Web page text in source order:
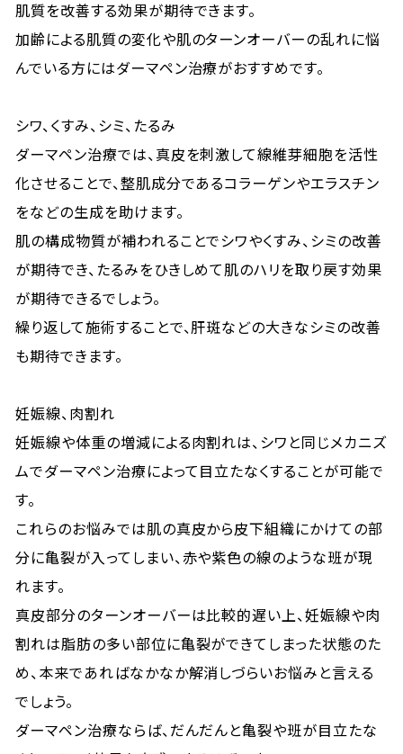
肌質を改善する効果が期待できます。
加齢による肌質の変化や肌のターンオーバーの乱れに悩
んでいる方にはダーマペン治療がおすすめです。
シワ、くすみ、シミ、たるみ
ダーマペン治療では、真皮を刺激して線維芽細胞を活性
化させることで、整肌成分であるコラーゲンやエラスチン
をなどの生成を助けます。
肌の構成物質が補われることでシワやくすみ、シミの改善
が期待でき、たるみをひきしめて肌のハリを取り戻す効果
が期待できるでしょう。
繰り返して施術することで、肝斑などの大きなシミの改善
も期待できます。
妊娠線、肉割れ
妊娠線や体重の増減による肉割れは、シワと同じメカニズ
ムでダーマペン治療によって目立たなくすることが可能で
す。
これらのお悩みでは肌の真皮から皮下組織にかけての部
分に亀裂が入ってしまい、赤や紫色の線のような班が現
れます。
真皮部分のターンオーバーは比較的遅い上、妊娠線や肉
割れは脂肪の多い部位に亀裂ができてしまった状態のた
め、本来であればなかなか解消しづらいお悩みと言える
でしょう。
ダーマペン治療ならば、だんだんと亀裂や班が目立たな